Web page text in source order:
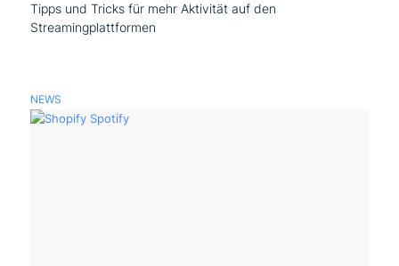
Tipps und Tricks für mehr Aktivität auf den
Streamingplattformen
NEWS